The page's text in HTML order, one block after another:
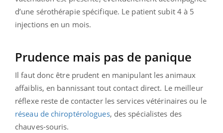
d’une sérothérapie spécifique. Le patient subit 4 à 5
injections en un mois.
Prudence mais pas de panique
Il faut donc être prudent en manipulant les animaux
affaiblis, en bannissant tout contact direct. Le meilleur
réflexe reste de contacter les services vétérinaires ou le
réseau de chiroptérologues, des spécialistes des
chauves-souris.